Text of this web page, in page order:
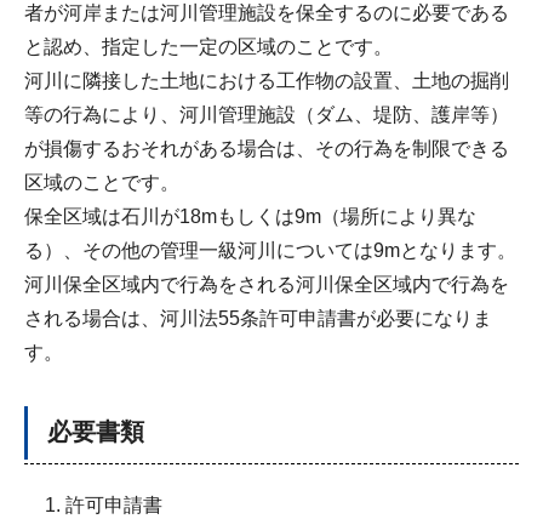
者が河岸または河川管理施設を保全するのに必要である
と認め、指定した一定の区域のことです。
河川に隣接した土地における工作物の設置、土地の掘削
等の行為により、河川管理施設（ダム、堤防、護岸等）
が損傷するおそれがある場合は、その行為を制限できる
区域のことです。
保全区域は石川が18mもしくは9m（場所により異な
る）、その他の管理一級河川については9mとなります。
河川保全区域内で行為をされる河川保全区域内で行為を
される場合は、河川法55条許可申請書が必要になりま
す。
必要書類
許可申請書